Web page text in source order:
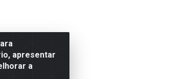
apresentar
a